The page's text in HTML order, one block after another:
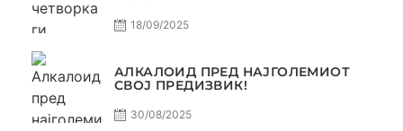
18/09/2025
АЛКАЛОИД ПРЕД НАЈГОЛЕМИОТ
СВОЈ ПРЕДИЗВИК!
30/08/2025